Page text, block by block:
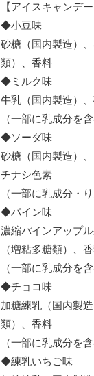
【アイスキャンデー
◆小豆味
砂糖（国内製造）
類）、香料
◆ミルク味
牛乳（国内製造）
（一部に乳成分を含
◆ソーダ味
砂糖（国内製造）
チナシ色素
（一部に乳成分・
◆パイン味
濃縮パインアップ
（増粘多糖類）、
（一部に乳成分を含
◆チョコ味
加糖練乳（国内製
類）、香料
（一部に乳成分を含
◆練乳いちご味